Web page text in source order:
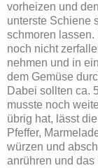
vorheizen und
unterste Schiene
schmoren
noch nicht
nehmen und in
dem Gemüse
Dabei sollten ca.
musste noch
übrig hat, lässt
Pfeffer,
würzen und
anrühren und